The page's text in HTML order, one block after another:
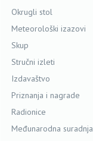
Okrugli stol
Meteorološki izazovi
Skup
Stručni izleti
Izdavaštvo
Priznanja i nagrade
Radionice
Međunarodna suradnja